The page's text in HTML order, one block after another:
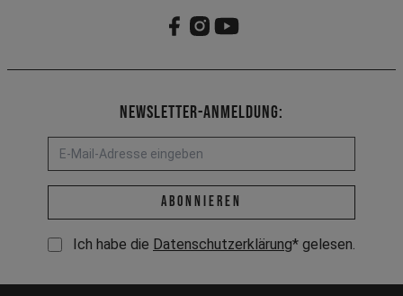
Newsletter-Anmeldung:
E-Mail-Adresse *
abonnieren
Ich habe die Datenschutzerklärung* gelesen.